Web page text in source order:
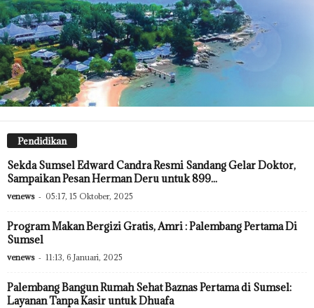
Pendidikan
Sekda Sumsel Edward Candra Resmi Sandang Gelar Doktor,
Sampaikan Pesan Herman Deru untuk 899...
venews - 05:17, 15 Oktober, 2025
Program Makan Bergizi Gratis, Amri : Palembang Pertama Di
Sumsel
venews - 11:13, 6 Januari, 2025
Palembang Bangun Rumah Sehat Baznas Pertama di Sumsel:
Layanan Tanpa Kasir untuk Dhuafa